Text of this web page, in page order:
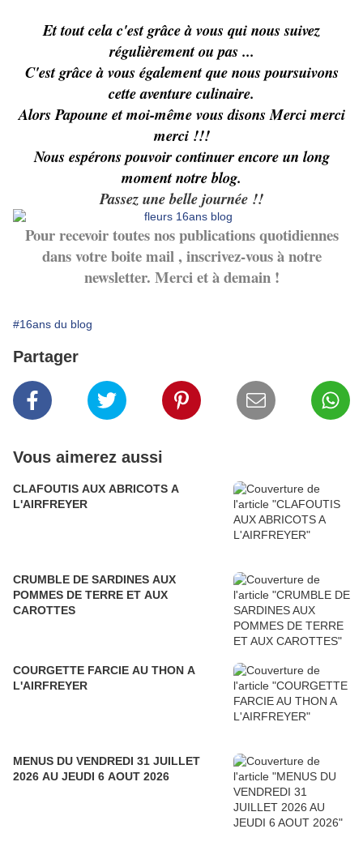
Et tout cela c'est grâce à vous qui nous suivez
régulièrement ou pas ...
C'est grâce à vous également que nous poursuivons
cette aventure culinaire.
Alors Papoune et moi-même vous disons Merci merci
merci !!!
Nous espérons pouvoir continuer encore un long
moment notre blog.
Passez une belle journée !!
Pour recevoir toutes nos publications quotidiennes
dans votre boite mail , inscrivez-vous à notre
newsletter. Merci et à demain !
#16ans du blog
Partager
Vous aimerez aussi
CLAFOUTIS AUX ABRICOTS A
L'AIRFREYER
CRUMBLE DE SARDINES AUX
POMMES DE TERRE ET AUX
CAROTTES
COURGETTE FARCIE AU THON A
L'AIRFREYER
MENUS DU VENDREDI 31 JUILLET
2026 AU JEUDI 6 AOUT 2026